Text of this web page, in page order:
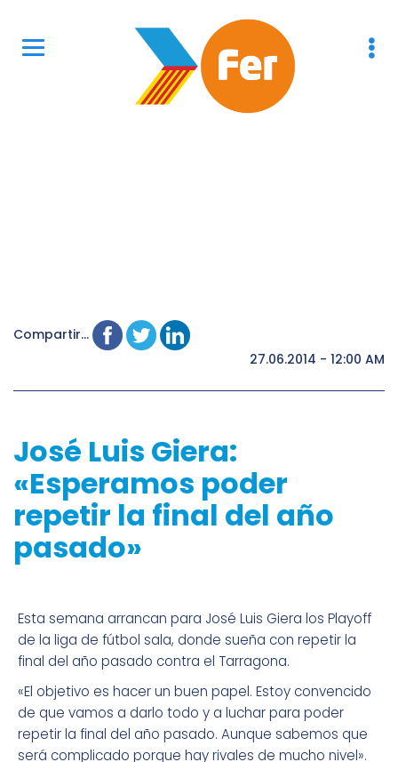
Compartir...
27.06.2014 - 12:00 AM
José Luis Giera:
«Esperamos poder
repetir la final del año
pasado»
Esta semana arrancan para José Luis Giera los Playoff
de la liga de fútbol sala, donde sueña con repetir la
final del año pasado contra el Tarragona.
«El objetivo es hacer un buen papel. Estoy convencido
de que vamos a darlo todo y a luchar para poder
repetir la final del año pasado. Aunque sabemos que
será complicado porque hay rivales de mucho nivel».